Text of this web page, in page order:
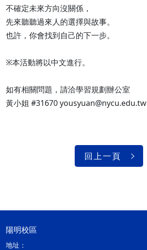
不確定未來方向沒關係，
先來聽聽過來人的選擇與故事。
也許，你會找到自己的下一步。
※本活動將以中文進行。
如有相關問題，請洽學習規劃辦公室
黃小姐 #31670 yousyuan@nycu.edu.tw
回上一頁
陽明校區
地址：